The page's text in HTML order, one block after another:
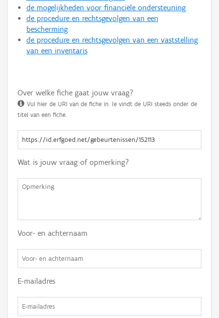
de mogelijkheden voor financiële ondersteuning
de procedure en rechtsgevolgen van een
bescherming
de procedure en rechtsgevolgen van een vaststelling
van een inventaris
Over welke fiche gaat jouw vraag?
Vul hier de URI van de fiche in. Je vindt de URI steeds onder de
titel van een fiche.
Wat is jouw vraag of opmerking?
Voor- en achternaam
E-mailadres